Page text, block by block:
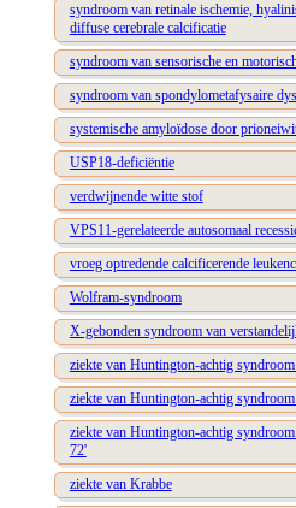
syndroom van retinale ischemie,
diffuse cerebrale calcificatie
syndroom van sensorische en
syndroom van spondylometafysaire
systemische amyloïdose door
USP18-deficiëntie
verdwijnende witte stof
VPS11-gerelateerde autosomaal
vroeg optredende calcificerende
Wolfram-syndroom
X-gebonden syndroom van
ziekte van Huntington-achtig
ziekte van Huntington-achtig
ziekte van Huntington-achtig
72'
ziekte van Krabbe